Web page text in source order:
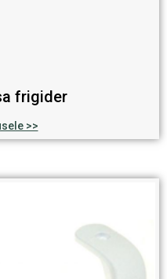
frigider
>>